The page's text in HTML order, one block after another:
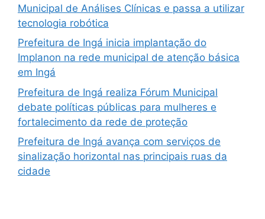
Municipal de Análises Clínicas e passa a utilizar
tecnologia robótica
Prefeitura de Ingá inicia implantação do
Implanon na rede municipal de atenção básica
em Ingá
Prefeitura de Ingá realiza Fórum Municipal
debate políticas públicas para mulheres e
fortalecimento da rede de proteção
Prefeitura de Ingá avança com serviços de
sinalização horizontal nas principais ruas da
cidade